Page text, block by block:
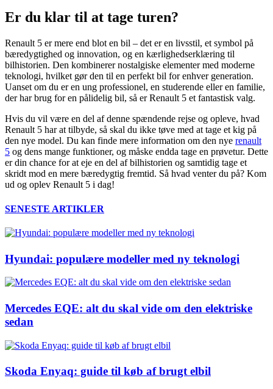
Er du klar til at tage turen?
Renault 5 er mere end blot en bil – det er en livsstil, et symbol på
bæredygtighed og innovation, og en kærlighedserklæring til
bilhistorien. Den kombinerer nostalgiske elementer med moderne
teknologi, hvilket gør den til en perfekt bil for enhver generation.
Uanset om du er en ung professionel, en studerende eller en familie,
der har brug for en pålidelig bil, så er Renault 5 et fantastisk valg.
Hvis du vil være en del af denne spændende rejse og opleve, hvad
Renault 5 har at tilbyde, så skal du ikke tøve med at tage et kig på
den nye model. Du kan finde mere information om den nye renault
5 og dens mange funktioner, og måske endda tage en prøvetur. Dette
er din chance for at eje en del af bilhistorien og samtidig tage et
skridt mod en mere bæredygtig fremtid. Så hvad venter du på? Kom
ud og oplev Renault 5 i dag!
SENESTE ARTIKLER
Hyundai: populære modeller med ny teknologi
Mercedes EQE: alt du skal vide om den elektriske
sedan
Skoda Enyaq: guide til køb af brugt elbil